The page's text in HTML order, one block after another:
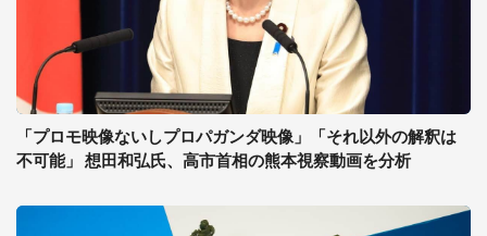
「プロモ映像ないしプロパガンダ映像」「それ以外の解釈は
不可能」 想田和弘氏、高市首相の熊本視察動画を分析